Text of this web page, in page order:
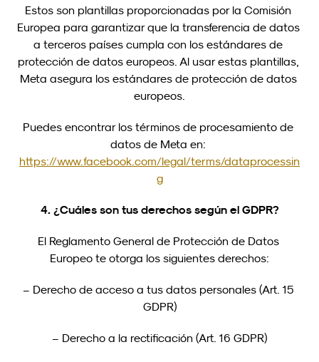
Estos son plantillas proporcionadas por la Comisión
Europea para garantizar que la transferencia de datos
a terceros países cumpla con los estándares de
protección de datos europeos. Al usar estas plantillas,
Meta asegura los estándares de protección de datos
europeos.
Puedes encontrar los términos de procesamiento de
https://www.facebook.com/legal/terms/dataprocessin
g
4. ¿Cuáles son tus derechos según el GDPR?
El Reglamento General de Protección de Datos
Europeo te otorga los siguientes derechos:
– Derecho de acceso a tus datos personales (Art. 15
GDPR)
– Derecho a la rectificación (Art. 16 GDPR)